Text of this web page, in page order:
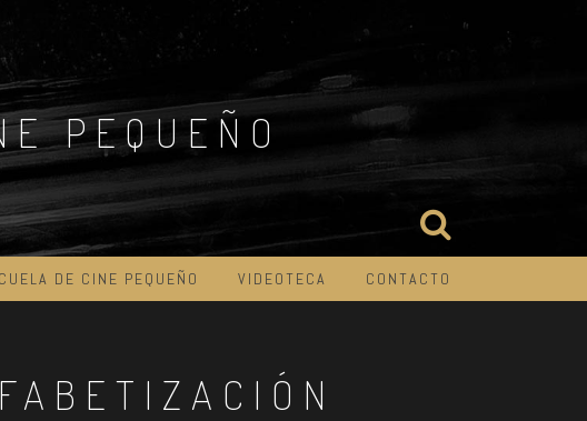
PEQUEÑO
DE CINE PEQUEÑO VIDEOTECA CONTACTO